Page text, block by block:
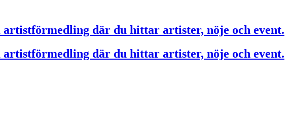
artistförmedling där du hittar artister, nöje och event.
artistförmedling där du hittar artister, nöje och event.